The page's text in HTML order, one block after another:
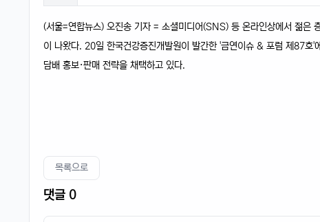
(서울=연합뉴스) 오진송 기자 = 소셜미디어(SNS) 등 온라인상에서 젊은
이 나왔다. 20일 한국건강증진개발원이 발간한 '금연이슈 & 포럼 제87호
담배 홍보·판매 전략을 채택하고 있다.
목록으로
댓글 0